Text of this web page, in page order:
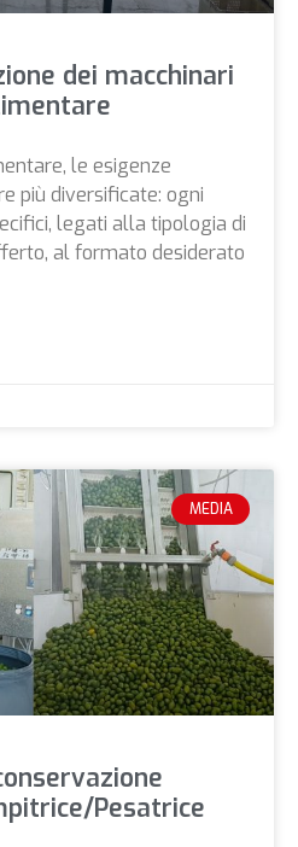
dei macchinari
le esigenze
più diversificate: ogni
legati alla tipologia di
al formato desiderato
MEDIA
Pesatrice